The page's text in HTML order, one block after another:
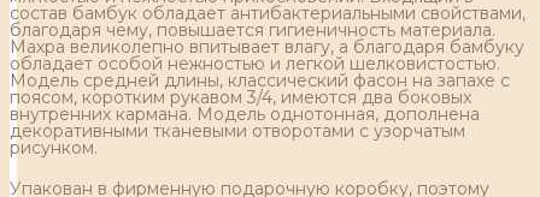
состав бамбук обладает антибактериальными свойствами,
благодаря чему, повышается гигиеничность материала.
Махра великолепно впитывает влагу, а благодаря бамбуку
обладает особой нежностью и легкой шелковистостью.
Модель средней длины, классический фасон на запахе с
поясом, коротким рукавом 3/4, имеются два боковых
внутренних кармана. Модель однотонная, дополнена
декоративными тканевыми отворотами с узорчатым
рисунком.
Упакован в фирменную подарочную коробку, поэтому